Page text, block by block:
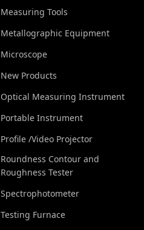
Measuring Tools
Metallographic Equipment
Microscope
New Products
Optical Measuring Instrument
Portable Instrument
Profile /Video Projector
Roundness Contour and
Roughness Tester
Spectrophotometer
Testing Furnace